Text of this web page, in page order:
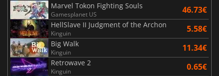
Marvel Tokon Fighting Souls
Gamesplanet US 46.73€
HellSlave II Judgment of the Archon
Kinguin 5.58€
Big Walk
Kinguin 11.34€
Retrowave 2
Kinguin 0.65€